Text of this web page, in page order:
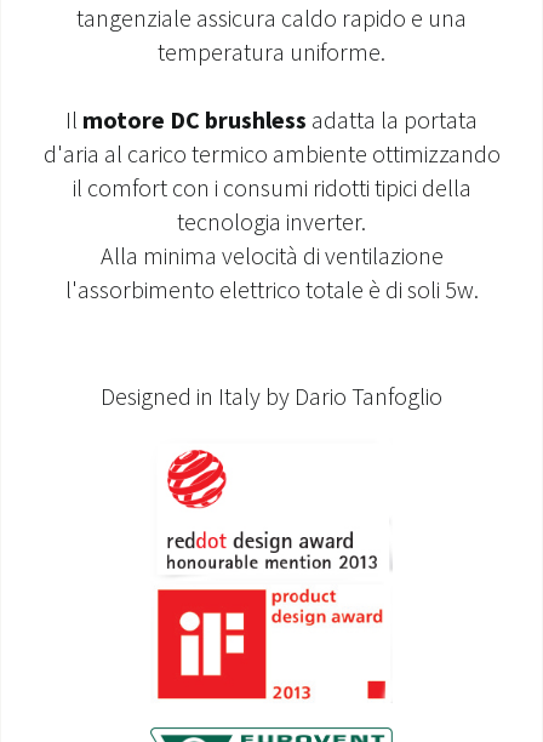
tangenziale assicura caldo rapido e una
temperatura uniforme.
Il motore DC brushless adatta la portata
d'aria al carico termico ambiente ottimizzando
il comfort con i consumi ridotti tipici della
tecnologia inverter.
Alla minima velocità di ventilazione
l'assorbimento elettrico totale è di soli 5w.
Designed in Italy by Dario Tanfoglio